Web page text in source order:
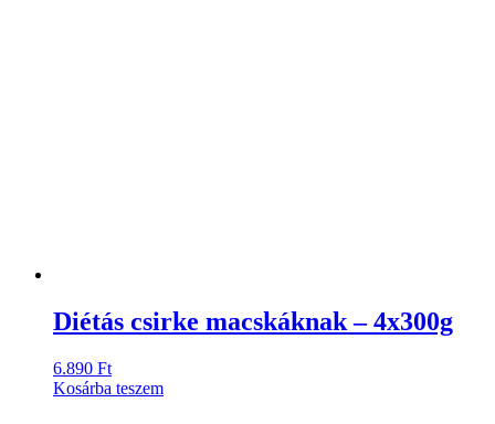
Diétás csirke macskáknak – 4x300g
6.890 Ft
Kosárba teszem